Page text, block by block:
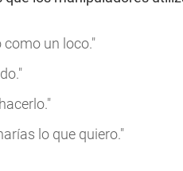
un loco."
lo que quiero."